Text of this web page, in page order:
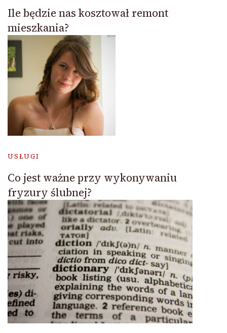
Ile będzie nas kosztował remont
mieszkania?
USŁUGI
Co jest ważne przy wykonywaniu
fryzury ślubnej?